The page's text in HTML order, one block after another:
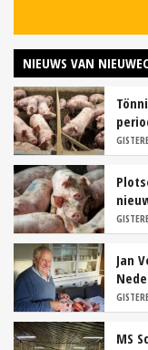
NIEUWS VAN
Jan
MS